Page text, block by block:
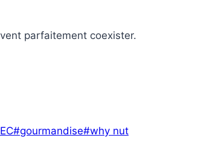
parfaitement coexister.
#gourmandise#why nut